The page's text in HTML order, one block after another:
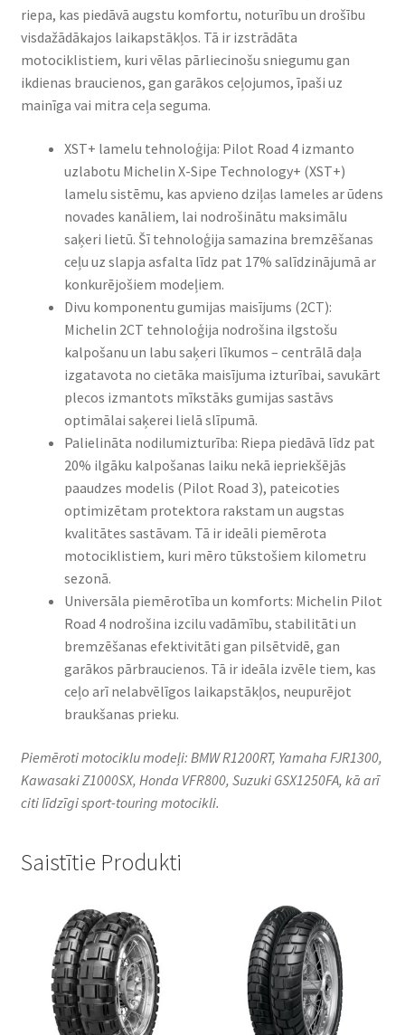
riepa, kas piedāvā augstu komfortu, noturību un drošību
visdažādākajos laikapstākļos. Tā ir izstrādāta
motociklistiem, kuri vēlas pārliecinošu sniegumu gan
ikdienas braucienos, gan garākos ceļojumos, īpaši uz
mainīga vai mitra ceļa seguma.
XST+ lamelu tehnoloģija: Pilot Road 4 izmanto
uzlabotu Michelin X-Sipe Technology+ (XST+)
lamelu sistēmu, kas apvieno dziļas lameles ar ūdens
novades kanāliem, lai nodrošinātu maksimālu
saķeri lietū. Šī tehnoloģija samazina bremzēšanas
ceļu uz slapja asfalta līdz pat 17% salīdzinājumā ar
konkurējošiem modeļiem.
Divu komponentu gumijas maisījums (2CT):
Michelin 2CT tehnoloģija nodrošina ilgstošu
kalpošanu un labu saķeri līkumos – centrālā daļa
izgatavota no cietāka maisījuma izturībai, savukārt
plecos izmantots mīkstāks gumijas sastāvs
optimālai saķerei lielā slīpumā.
Palielināta nodilumizturība: Riepa piedāvā līdz pat
20% ilgāku kalpošanas laiku nekā iepriekšējās
paaudzes modelis (Pilot Road 3), pateicoties
optimizētam protektora rakstam un augstas
kvalitātes sastāvam. Tā ir ideāli piemērota
motociklistiem, kuri mēro tūkstošiem kilometru
sezonā.
Universāla piemērotība un komforts: Michelin Pilot
Road 4 nodrošina izcilu vadāmību, stabilitāti un
bremzēšanas efektivitāti gan pilsētvidē, gan
garākos pārbraucienos. Tā ir ideāla izvēle tiem, kas
ceļo arī nelabvēlīgos laikapstākļos, neupurējot
braukšanas prieku.
Piemēroti motociklu modeļi: BMW R1200RT, Yamaha FJR1300,
Kawasaki Z1000SX, Honda VFR800, Suzuki GSX1250FA, kā arī
citi līdzīgi sport-touring motocikli.
Saistītie Produkti